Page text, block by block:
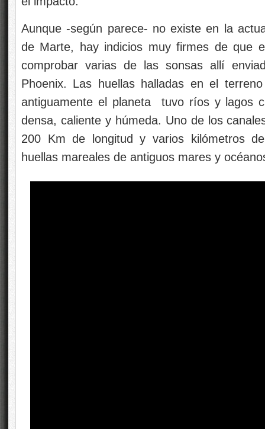
Aunque -según parece- no existe en la
de Marte, hay indicios muy firmes de que
comprobar varias de las sonsas allí
Phoenix. Las huellas halladas en el
antiguamente el planeta tuvo ríos y lagos
densa, caliente y húmeda. Uno de los
200 Km de longitud y varios kilómetros
huellas mareales de antiguos mares y